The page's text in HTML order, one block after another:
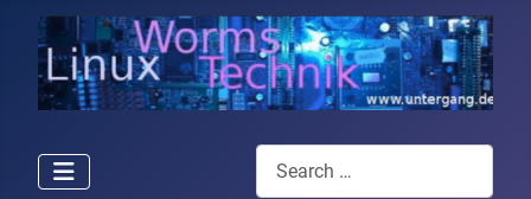
Search